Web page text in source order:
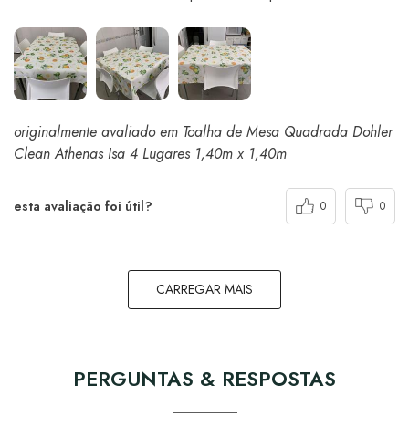
originalmente avaliado em Toalha de Mesa Quadrada Dohler
Clean Athenas Isa 4 Lugares 1,40m x 1,40m
esta avaliação foi útil? 0 0
CARREGAR MAIS
PERGUNTAS & RESPOSTAS